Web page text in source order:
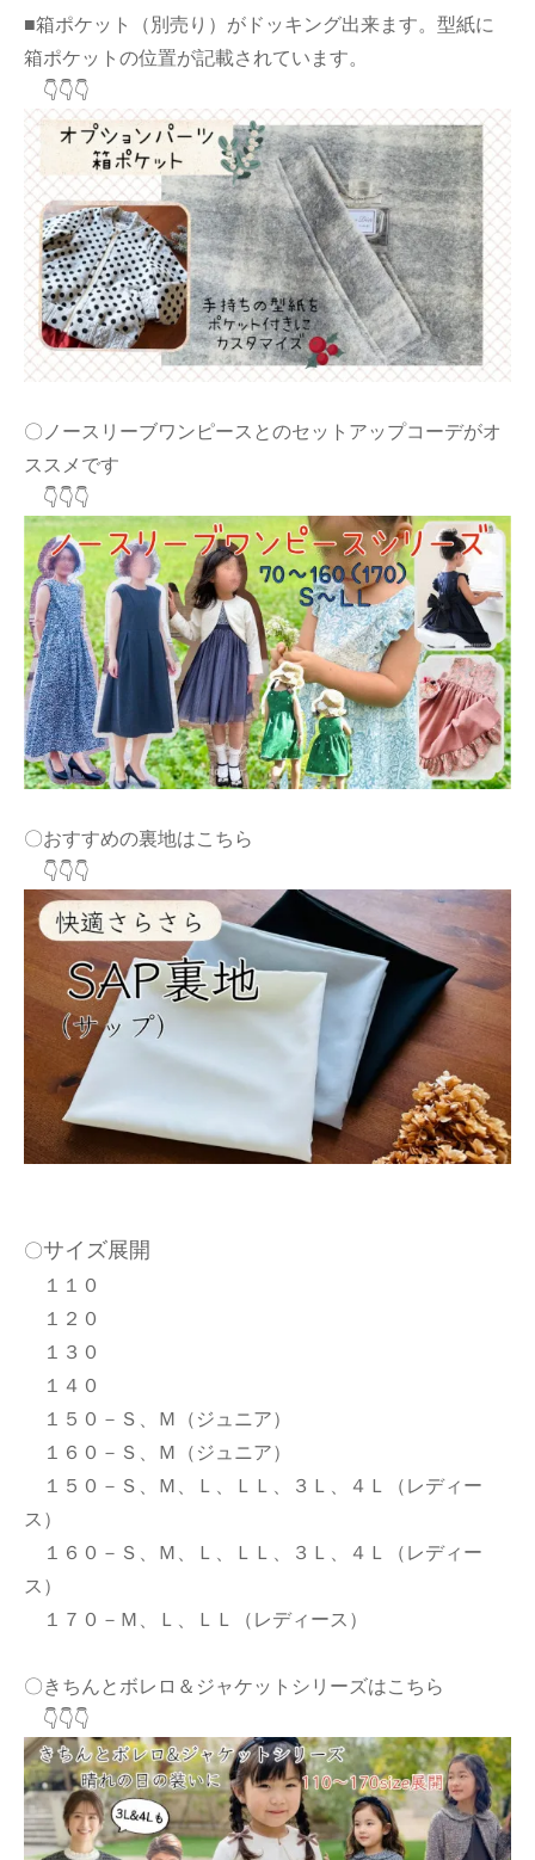
■箱ポケット（別売り）がドッキング出来ます。型紙に
箱ポケットの位置が記載されています。
👇👇👇
〇ノースリーブワンピースとのセットアップコーデがオ
ススメです
👇👇👇
〇おすすめの裏地はこちら
👇👇👇
〇サイズ展開
１１０
１２０
１３０
１４０
１５０－Ｓ、Ｍ（ジュニア）
１６０－Ｓ、Ｍ（ジュニア）
１５０－Ｓ、Ｍ、Ｌ、ＬＬ、３Ｌ、４Ｌ（レディー
ス）
１６０－Ｓ、Ｍ、Ｌ、ＬＬ、３Ｌ、４Ｌ（レディー
ス）
１７０－Ｍ、Ｌ、ＬＬ（レディース）
〇きちんとボレロ＆ジャケットシリーズはこちら
👇👇👇